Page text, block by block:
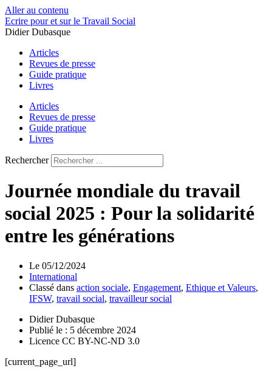
Aller au contenu
Ecrire pour et sur le Travail Social
Didier Dubasque
Articles
Revues de presse
Guide pratique
Livres
Articles
Revues de presse
Guide pratique
Livres
Rechercher
Journée mondiale du travail
social 2025 : Pour la solidarité
entre les générations
Le 05/12/2024
International
Classé dans action sociale, Engagement, Ethique et Valeurs,
IFSW, travail social, travailleur social
Didier Dubasque
Publié le : 5 décembre 2024
Licence CC BY-NC-ND 3.0
[current_page_url]